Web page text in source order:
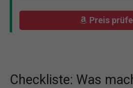
Preis
Checkliste: Was